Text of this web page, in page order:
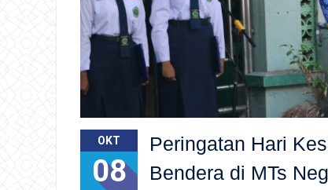
OKT
08
Peringatan Hari
Bendera di MTs